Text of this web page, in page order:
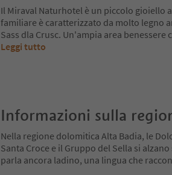
Il Miraval Naturhotel è un piccolo gioiello
familiare è caratterizzato da molto legno
Sass dla Crusc. Un'ampia area
Leggi tutto
Informazioni sulla
Nella regione dolomitica Alta Badia, le
Santa Croce e il Gruppo del Sella si
parla ancora ladino, una lingua che